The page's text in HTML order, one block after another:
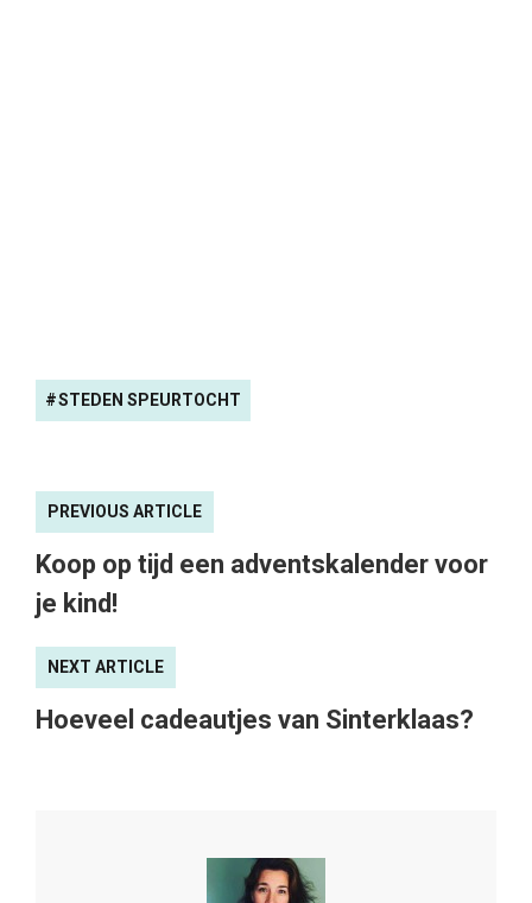
STEDEN SPEURTOCHT
PREVIOUS ARTICLE
Koop op tijd een adventskalender voor
je kind!
NEXT ARTICLE
Hoeveel cadeautjes van Sinterklaas?